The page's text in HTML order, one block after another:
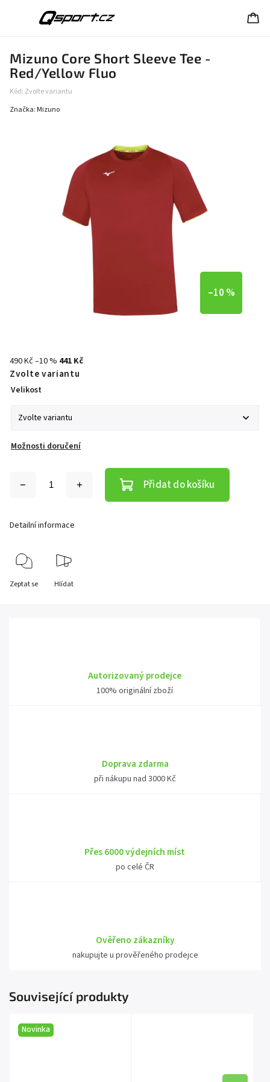
Mizuno Core Short Sleeve Tee -
Red/Yellow Fluo
Kód: Zvolte variantu
Značka: Mizuno
–10 %
490 Kč–10 % 441 Kč
Zvolte variantu
Velikost
Možnosti doručení
Přidat do košíku
Detailní informace
Zeptat se Hlídat
Autorizovaný prodejce
100% originální zboží
Doprava zdarma
při nákupu nad 3000 Kč
Přes 6000 výdejních míst
po celé ČR
Ověřeno zákazníky
nakupujte u prověřeného prodejce
Související produkty
Novinka